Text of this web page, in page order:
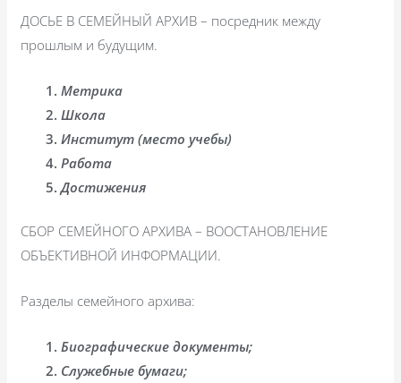
ДОСЬЕ В СЕМЕЙНЫЙ АРХИВ – посредник между
прошлым и будущим.
Метрика
Школа
Институт (место учебы)
Работа
Достижения
СБОР СЕМЕЙНОГО АРХИВА – ВООСТАНОВЛЕНИЕ
ОБЪЕКТИВНОЙ ИНФОРМАЦИИ.
Разделы семейного архива:
Биографические документы;
Служебные бумаги;